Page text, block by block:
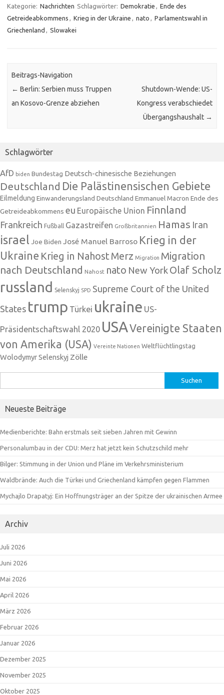
Kategorie: Nachrichten Schlagwörter: Demokratie , Ende des
Getreideabkommens , Krieg in der Ukraine , nato , Parlamentswahl in
Griechenland , Slowakei
Beitrags-Navigation
← Berlin: Serbien muss Truppen
an Kosovo-Grenze abziehen
Shutdown-Wende: US-
Kongress verabschiedet
Übergangshaushalt →
Schlagwörter
AfD biden Bundestag Deutsch-chinesische Beziehungen
Deutschland Die Palästinensischen Gebiete
Eilmeldung Einwanderungsland Deutschland Emmanuel Macron Ende des
Getreideabkommens eu Europäische Union Finnland
Frankreich Fußball Gazastreifen Großbritannien Hamas Iran
israel Joe Biden José Manuel Barroso Krieg in der
Ukraine Krieg in NahostMerz Migration Migration
nach Deutschland Nahost nato New YorkOlaf Scholz
russland Selenskyj SPD Supreme Court of the United
States trump Türkei ukraine US-
Präsidentschaftswahl 2020 USAVereinigte Staaten
von Amerika (USA) Vereinte Nationen Weltflüchtlingstag
Wolodymyr Selenskyj Zölle
nach:
Neueste Beiträge
Medienberichte: Bahn erstmals seit sieben Jahren mit Gewinn
Personalumbau in der CDU: Merz hat jetzt kein Schutzschild mehr
Bilger: Stimmung in der Union und Pläne im Verkehrsministerium
Waldbrände: Auch die Türkei und Griechenland kämpfen gegen Flammen
Mychajlo Drapatyj: Ein Hoffnungsträger an der Spitze der ukrainischen Armee
Archiv
Juli 2026
Juni 2026
Mai 2026
April 2026
März 2026
Februar 2026
Januar 2026
Dezember 2025
November 2025
Oktober 2025